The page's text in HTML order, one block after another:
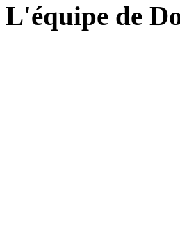
L'équipe de